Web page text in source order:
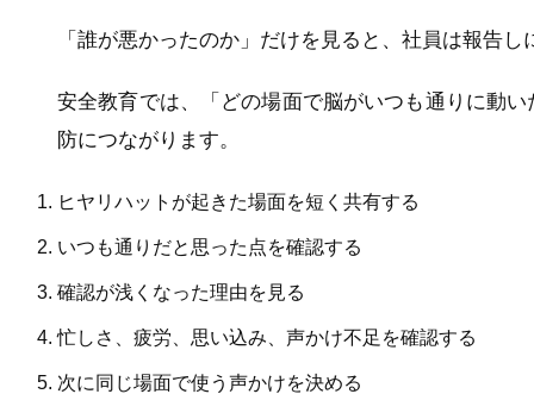
「誰が悪かったのか」だけを見ると、社員は報告し
安全教育では、「どの場面で脳がいつも通りに動
防につながります。
ヒヤリハットが起きた場面を短く共有する
いつも通りだと思った点を確認する
確認が浅くなった理由を見る
忙しさ、疲労、思い込み、声かけ不足を確認する
次に同じ場面で使う声かけを決める